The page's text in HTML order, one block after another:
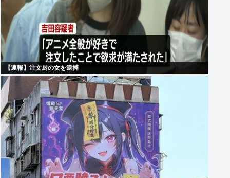
【速報】注文厨の女を逮捕